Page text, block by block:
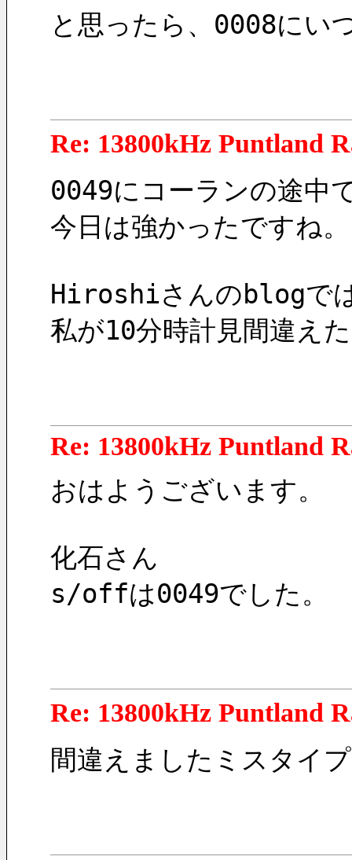
と思ったら、0008にい
Re: 13800kHz Puntland
0049にコーランの途中
今日は強かったですね。
Hiroshiさんのblogで
私が10分時計見間違え
Re: 13800kHz Puntland
おはようございます。
化石さん
s/offは0049でした。
Re: 13800kHz Puntland
間違えましたミスタイ